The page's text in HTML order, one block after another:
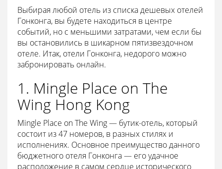
Выбирая любой отель из списка дешевых отелей
Гонконга, вы будете находиться в центре
событий, но с меньшими затратами, чем если бы
вы остановились в шикарном пятизвездочном
отеле. Итак, отели Гонконга, недорого можно
забронировать онлайн.
1. Mingle Place on The
Wing Hong Kong
Mingle Place on The Wing — бутик-отель, который
состоит из 47 номеров, в разных стилях и
исполнениях. Основное преимущество данного
бюджетного отеля Гонконга — его удачное
расположение в самом сердце исторического